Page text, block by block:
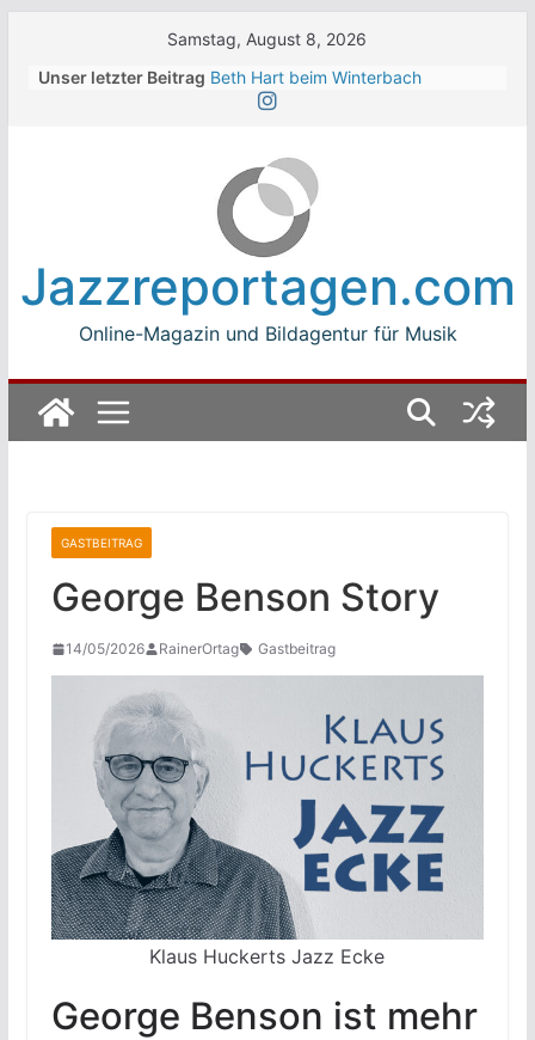
Samstag, August 8, 2026
Unser letzter Beitrag Beth Hart beim Winterbach
Zeltspektakel 2026
The Cinelli Brothers beim
Winterbach Zeltspektakel 2026
Jean-Michel Jarre bei den jazz open
Modena auf der Piazza Roma 2026
Beth Hart
Jazzreportagen.com
Online-Magazin und Bildagentur für Musik
GASTBEITRAG
George Benson Story
14/05/2026 RainerOrtag Gastbeitrag
Klaus Huckerts Jazz Ecke
George Benson ist mehr